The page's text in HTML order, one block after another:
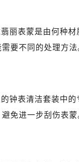
丽表蒙是由何种
要不同的处理方法
钟表清洁套装中
免进一步刮伤表蒙